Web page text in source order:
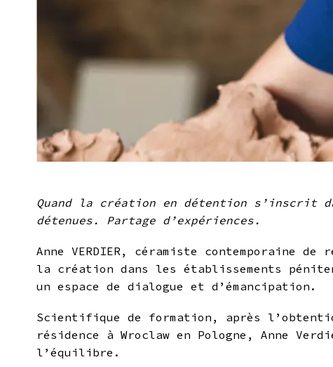
Quand la création en détention s’inscrit
détenues. Partage d’expériences.
Anne VERDIER, céramiste contemporaine
la création dans les établissements
un espace de dialogue et d’émancipation.
Scientifique de formation, après
résidence à Wroclaw en Pologne, Anne
l’équilibre.